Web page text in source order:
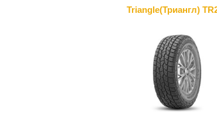
Triangle(Триангл)